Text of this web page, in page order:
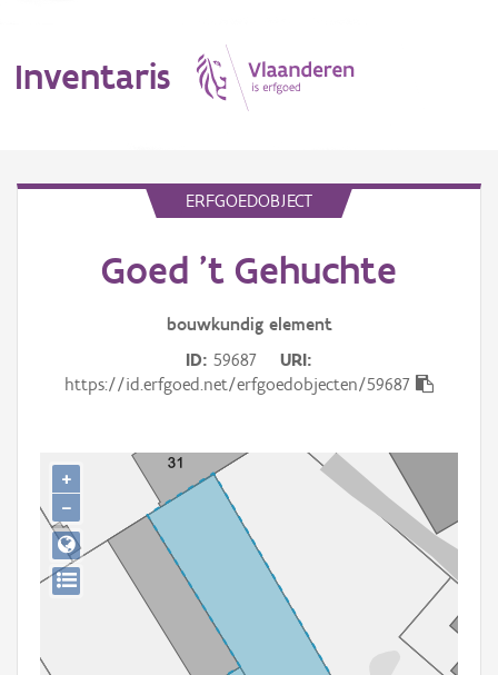
Inventaris
Erfgoedobject
Gebeurtenis
Persoon of collectief
Downloads
Aanmelden
ERFGOEDOBJECT
Goed 't Gehuchte
bouwkundig element
ID 59687
URI
https://id.erfgoed.net/erfgoedobjecten/59687
+
−